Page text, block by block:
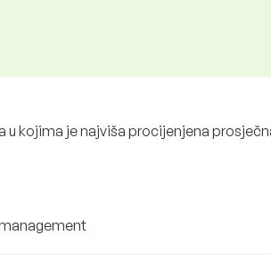
u kojima je najviša procijenjena